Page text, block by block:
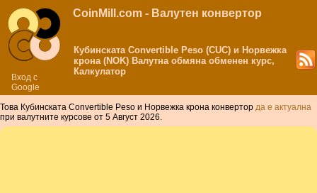
Вход с
Google
CoinMill.com - Валутен конвертор
Кубинската Convertible Peso (CUC) и Норвежка
крона (NOK) Валутна обмяна обменен курс,
Калкулатор
Това Кубинската Convertible Peso и Норвежка крона конвертор да е актуална
при валутните курсове от 5 Август 2026.